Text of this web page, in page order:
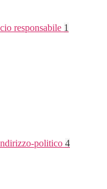
responsabile 1
politico 4